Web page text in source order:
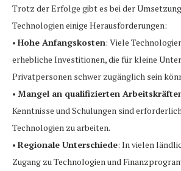
Trotz der Erfolge gibt es bei der
Technologien einige Herausforderungen:
• Hohe Anfangskosten: Viele
erhebliche Investitionen, die für kleine
Privatpersonen schwer zugänglich sein
• Mangel an qualifizierten
Kenntnisse und Schulungen sind
Technologien zu arbeiten.
• Regionale Unterschiede: In vielen
Zugang zu Technologien und